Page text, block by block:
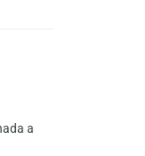
a